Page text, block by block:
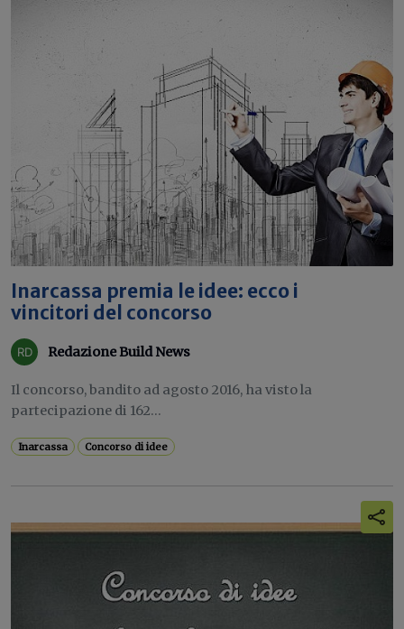
Inarcassa premia le idee: ecco i
vincitori del concorso
Redazione Build News
Il concorso, bandito ad agosto 2016, ha visto la
partecipazione di 162...
Inarcassa Concorso di idee